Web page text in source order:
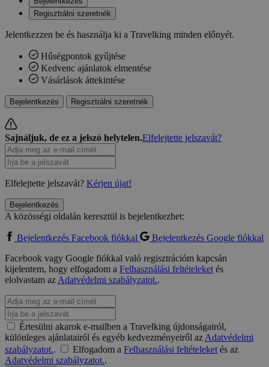
Regisztrálni szeretnék
Jelentkezzen be és használja ki a Travelking minden előnyét.
Hűségpontok gyűjtése
Kedvenc ajánlatok elmentése
Vásárlások áttekintése
Bejelentkezés Regisztrálni szeretnék
Sajnáljuk, de ez a jelszó helytelen.Elfelejtette jelszavát?
Elfelejtette jelszavát? Kérjen újat!
Bejelentkezés
A közösségi oldalán keresztül is bejelentkezhet:
Bejelentkezés Facebook fiókkal
Bejelentkezés Google fiókkal
Facebook vagy Google fiókkal való regisztrációm kapcsán
kijelentem, hogy elfogadom a Felhasználási feltételeketés
elolvastam azAdatvédelmi szabályzatot..
Értesülni akarok e-mailben a Travelking újdonságairól,
különleges ajánlatairól és egyéb kedvezményeiről azAdatvédelmi
szabályzatot.. Elfogadom a Felhasználási feltételeketés az
Adatvédelmi szabályzatot..